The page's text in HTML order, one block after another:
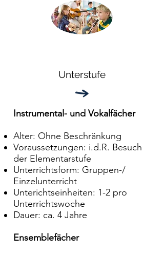
Unterstufe
Instrumental- und Vokalfächer
Alter: Ohne Beschränkung
Voraussetzungen: i.d.R. Besuch
der Elementarstufe
Unterrichtsform: Gruppen-/
Einzelunterricht
Unterichtseinheiten: 1-2 pro
Unterrichtswoche
Dauer: ca. 4 Jahre
Ensemblefächer